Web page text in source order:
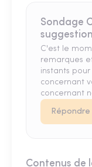
Sondage
C'est le
remarques
instants
concernant
concernant
Contenus de